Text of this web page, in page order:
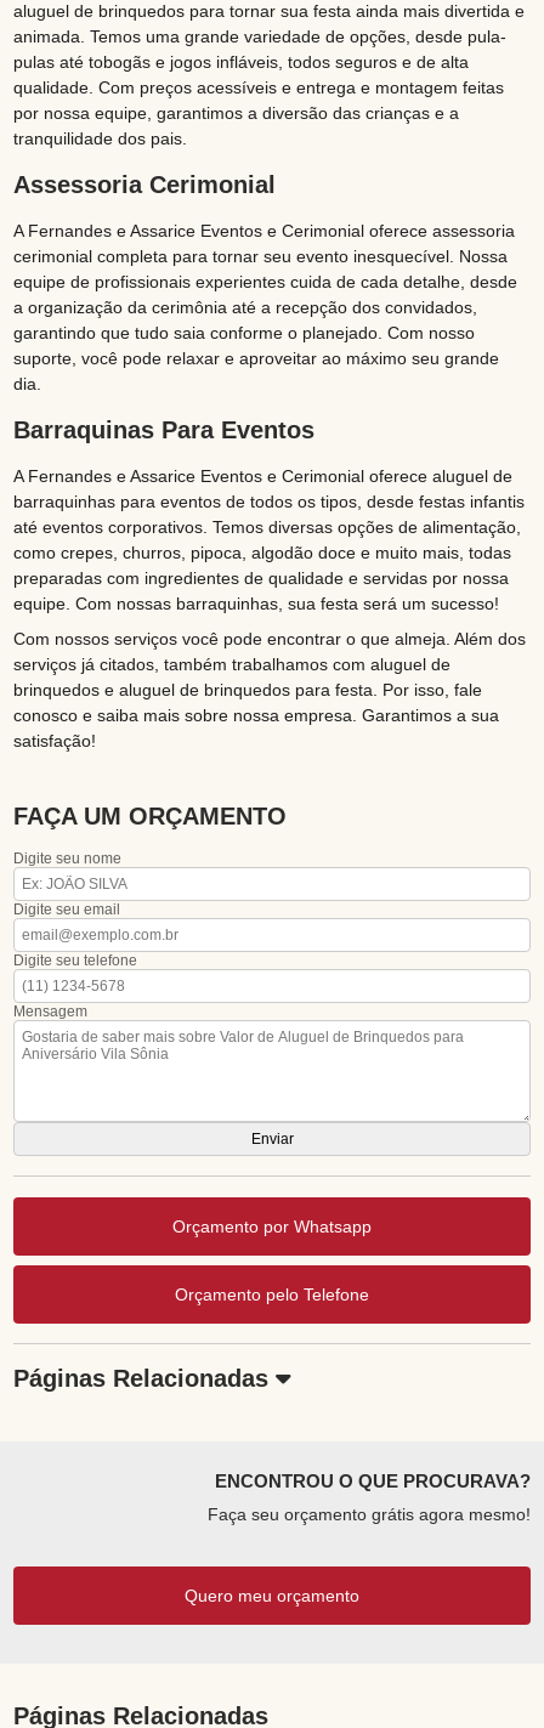
aluguel de brinquedos para tornar sua festa ainda mais divertida e
animada. Temos uma grande variedade de opções, desde pula-
pulas até tobogãs e jogos infláveis, todos seguros e de alta
qualidade. Com preços acessíveis e entrega e montagem feitas
por nossa equipe, garantimos a diversão das crianças e a
tranquilidade dos pais.
Assessoria Cerimonial
A Fernandes e Assarice Eventos e Cerimonial oferece assessoria
cerimonial completa para tornar seu evento inesquecível. Nossa
equipe de profissionais experientes cuida de cada detalhe, desde
a organização da cerimônia até a recepção dos convidados,
garantindo que tudo saia conforme o planejado. Com nosso
suporte, você pode relaxar e aproveitar ao máximo seu grande
dia.
Barraquinas Para Eventos
A Fernandes e Assarice Eventos e Cerimonial oferece aluguel de
barraquinhas para eventos de todos os tipos, desde festas infantis
até eventos corporativos. Temos diversas opções de alimentação,
como crepes, churros, pipoca, algodão doce e muito mais, todas
preparadas com ingredientes de qualidade e servidas por nossa
equipe. Com nossas barraquinhas, sua festa será um sucesso!
Com nossos serviços você pode encontrar o que almeja. Além dos
serviços já citados, também trabalhamos com aluguel de
brinquedos e aluguel de brinquedos para festa. Por isso, fale
conosco e saiba mais sobre nossa empresa. Garantimos a sua
satisfação!
FAÇA UM ORÇAMENTO
Digite seu nome
Digite seu email
Digite seu telefone
Mensagem
Orçamento por Whatsapp
Orçamento pelo Telefone
Páginas Relacionadas
ENCONTROU O QUE PROCURAVA?
Faça seu orçamento grátis agora mesmo!
Quero meu orçamento
Páginas Relacionadas